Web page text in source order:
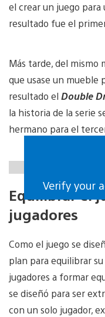
el crear un juego para
resultado fue el
Más tarde, del mismo
que usase un mueble
resultado el Double
la historia de la serie
hermano para el
https://gfycat.com/
Verify your
Equilibrar el
jugadores
Como el juego se
plan para equilibrar
jugadores a formar
se diseñó para ser
con un solo jugador,